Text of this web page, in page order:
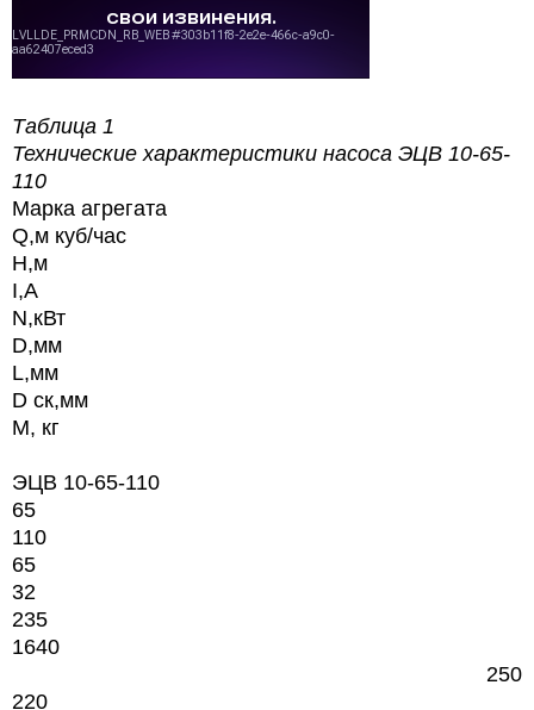
Таблица 1
Технические характеристики насоса ЭЦВ 10-65-
110
Марка агрегата
Q,м куб/час
H,м
I,А
N,кВт
D,мм
L,мм
D ск,мм
М, кг
ЭЦВ 10-65-110
65
110
65
32
235
1640
250
220